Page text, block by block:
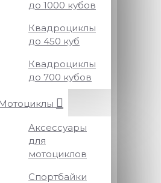
до 1000 кубов
Квадроциклы
до 450 куб
Квадроциклы
до 700 кубов
Мотоциклы
Аксессуары
для
мотоциклов
Спортбайки